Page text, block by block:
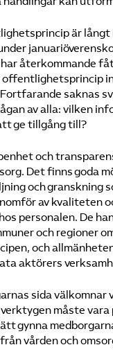
är långt
återkommande
offentlighetsprincip
saknas
av alla: vilken
ge tillgång till?
och
Det finns goda
och granskning
av kvaliteten
personalen. De
och regioner
och
aktörers
sida välkomnar
måste
gynna
vården och